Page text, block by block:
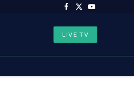
Facebook
X
YouTube
LIVE TV